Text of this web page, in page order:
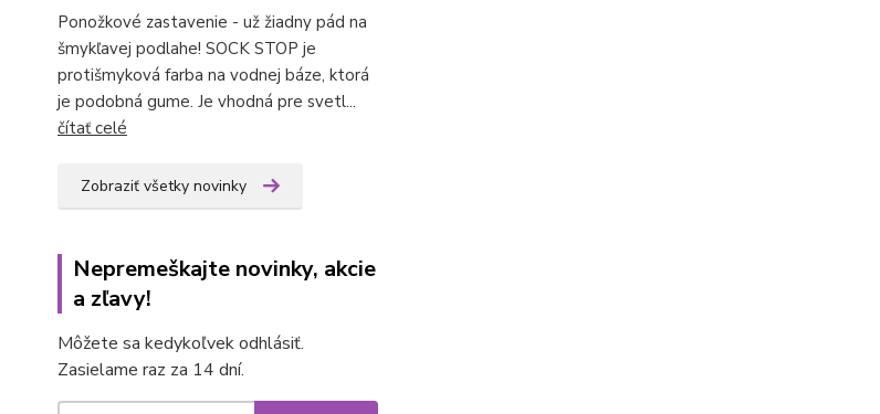
Ponožkové zastavenie - už žiadny pád na
šmykľavej podlahe! SOCK STOP je
protišmyková farba na vodnej báze, ktorá
je podobná gume. Je vhodná pre svetl...
čítať celé
Zobraziť všetky novinky
Nepremeškajte novinky, akcie
a zľavy!
Môžete sa kedykoľvek odhlásiť.
Zasielame raz za 14 dní.